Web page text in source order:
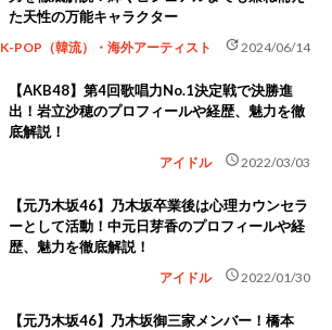
た天性の万能キャラクター
K-POP（韓流）・海外アーティスト update2024/06/14
【AKB48】第4回歌唱力No.1決定戦で決勝進
出！岩立沙穂のプロフィールや経歴、魅力を徹
底解説！
アイドル schedule2022/03/03
【元乃木坂46】乃木坂卒業後は心理カウンセラ
ーとして活動！中元日芽香のプロフィールや経
歴、魅力を徹底解説！
アイドル schedule2022/01/30
【元乃木坂46】乃木坂御三家メンバー！橋本